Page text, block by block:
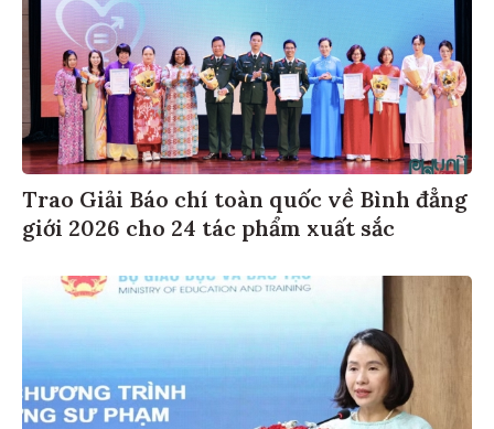
Trao Giải Báo chí toàn quốc về Bình đẳng
giới 2026 cho 24 tác phẩm xuất sắc